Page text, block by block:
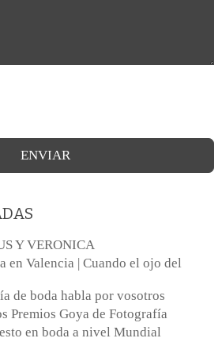
Y VERONICA
en Valencia | Cuando el ojo del
de boda habla por vosotros
Premios Goya de Fotografía
en boda a nivel Mundial